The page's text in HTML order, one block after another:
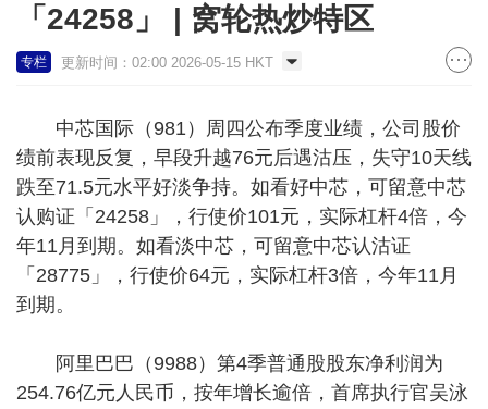
「24258」 | 窝轮热炒特区
专栏 更新时间：02:00 2026-05-15 HKT
中芯国际（981）周四公布季度业绩，公司股价
绩前表现反复，早段升越76元后遇沽压，失守10天线
跌至71.5元水平好淡争持。如看好中芯，可留意中芯
认购证「24258」，行使价101元，实际杠杆4倍，今
年11月到期。如看淡中芯，可留意中芯认沽证
「28775」，行使价64元，实际杠杆3倍，今年11月
到期。
阿里巴巴（9988）第4季普通股股东净利润为
254.76亿元人民币，按年增长逾倍，首席执行官吴泳